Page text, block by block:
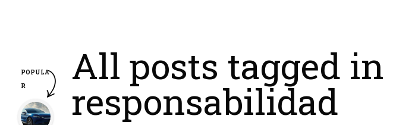
All posts tagged in
responsabilidad
POPULA
R